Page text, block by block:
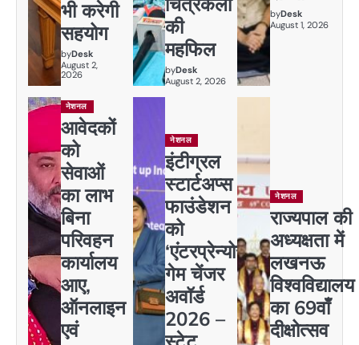
भी करेगी
सहयोग
byDesk
August 2,
2026
की
महफिल
byDesk
August 2, 2026
byDesk
August 1, 2026
नेशनल
आवेदकों
को
सेवाओं
का लाभ
बिना
परिवहन
कार्यालय
आए,
ऑनलाइन
एवं
नेशनल
इंटीग्रल
स्टार्टअप्स
फाउंडेशन
को
‘एंटरप्रेन्योर
गेम चेंजर
अवॉर्ड
2026 –
नेशनल
राज्यपाल की
अध्यक्षता में
लखनऊ
विश्वविद्यालय
का 69वाँ
दीक्षोत्सव